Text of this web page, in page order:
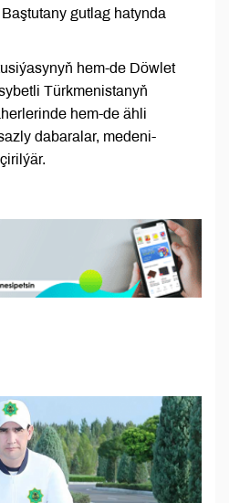
gutlag hatynda
hem-de Döwlet
Türkmenistanyň
hem-de ähli
dabaralar, medeni-